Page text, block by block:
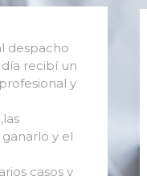
despacho
recibí un
y
y el
casos y